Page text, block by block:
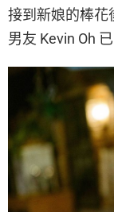
接到新娘的棒花
男友 Kevin Oh